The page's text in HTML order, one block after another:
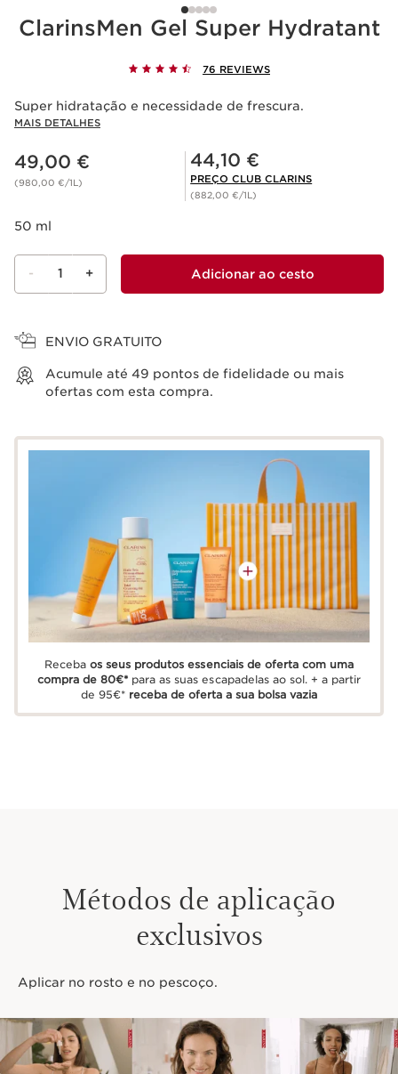
ClarinsMen Gel Super Hydratant
76 REVIEWS
Super hidratação e necessidade de frescura.
MAIS DETALHES
Preço atual 49,00 €
49,00 €
(980,00 €/1L)
Preço Club Clarins 44,10 €
44,10 €
PREÇO CLUB CLARINS
(882,00 €/1L)
50 ml
- 1 + Adicionar ao cesto
ENVIO GRATUITO
Acumule até 49 pontos de fidelidade ou mais
ofertas com esta compra.
Recebaos seus produtos essenciais de oferta com uma
compra de 80€* para as suas escapadelas ao sol. + a partir
de 95€* receba de oferta a sua bolsa vazia
Métodos de aplicação
exclusivos
Aplicar no rosto e no pescoço.